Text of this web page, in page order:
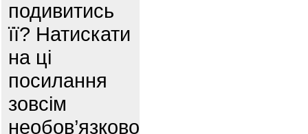
подивитись
її? Натискати
на ці
посилання
зовсім
необов’язково